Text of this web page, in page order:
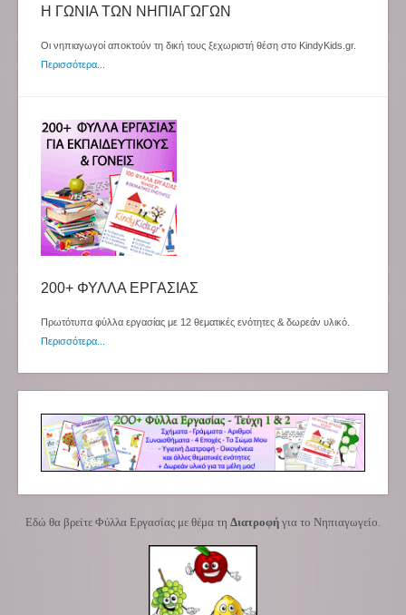
Η ΓΩΝΙΑ ΤΩΝ ΝΗΠΙΑΓΩΓΩΝ
Οι νηπιαγωγοί αποκτούν τη δική τους ξεχωριστή θέση στο KindyKids.gr.
Περισσότερα...
200+ ΦΥΛΛΑ ΕΡΓΑΣΙΑΣ
Πρωτότυπα φύλλα εργασίας με 12 θεματικές ενότητες & δωρεάν υλικό.
Περισσότερα...
Εδώ θα βρείτε Φύλλα Εργασίας με θέμα τη Διατροφή για το Νηπιαγωγείο.